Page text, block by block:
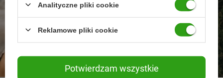
Promocje tylko dla
Nowości przed
Rezygnacja w każdej
chwili
Analityczne pliki cookie
Reklamowe pliki cookie
Potwierdzam wszystkie